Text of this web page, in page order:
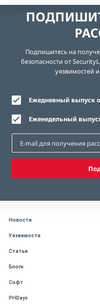
Подпишитесь на
безопасности от
уязвимостей
Ежедневный выпуск
Еженедельный
Новости
Уязвимости
Статьи
Блоги
Софт
PHDays